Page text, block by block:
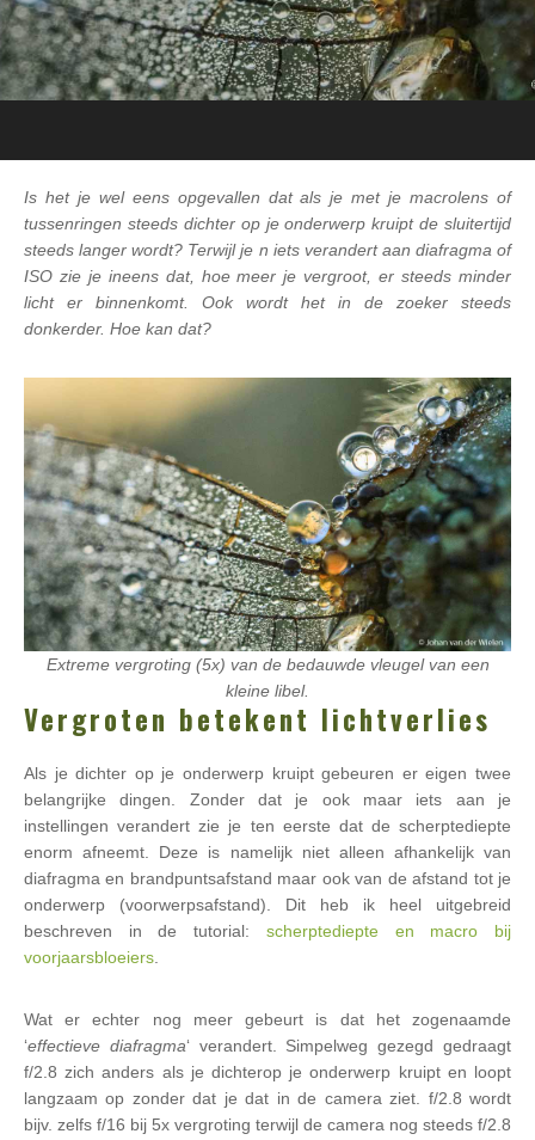
Is het je wel eens opgevallen dat als je met je macrolens of
tussenringen steeds dichter op je onderwerp kruipt de sluitertijd
steeds langer wordt? Terwijl je n iets verandert aan diafragma of
ISO zie je ineens dat, hoe meer je vergroot, er steeds minder
licht er binnenkomt. Ook wordt het in de zoeker steeds
donkerder. Hoe kan dat?
Extreme vergroting (5x) van de bedauwde vleugel van een
kleine libel.
Vergroten betekent lichtverlies
Als je dichter op je onderwerp kruipt gebeuren er eigen twee
belangrijke dingen. Zonder dat je ook maar iets aan je
instellingen verandert zie je ten eerste dat de scherptediepte
enorm afneemt. Deze is namelijk niet alleen afhankelijk van
diafragma en brandpuntsafstand maar ook van de afstand tot je
onderwerp (voorwerpsafstand). Dit heb ik heel uitgebreid
beschreven in de tutorial: scherptediepte en macro bij
voorjaarsbloeiers
Wat er echter nog meer gebeurt is dat het zogenaamde
‘effectieve diafragma‘ verandert. Simpelweg gezegd gedraagt
f/2.8 zich anders als je dichterop je onderwerp kruipt en loopt
langzaam op zonder dat je dat in de camera ziet. f/2.8 wordt
bijv. zelfs f/16 bij 5x vergroting terwijl de camera nog steeds f/2.8